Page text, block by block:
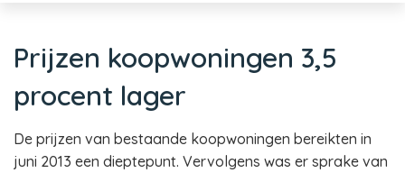
Prijzen koopwoningen 3,5
procent lager
De prijzen van bestaande koopwoningen bereikten in
juni 2013 een dieptepunt. Vervolgens was er sprake van